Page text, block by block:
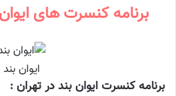
برنامه کنسرت های ایوان
ایوان بند
برنامه کنسرت ایوان بند در تهران :